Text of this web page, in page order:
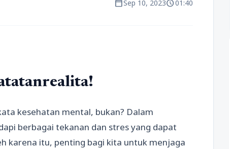
calendar_todaySep 10, 2023schedule01:40
kesehatan mental, bukan? Dalam
berbagai tekanan dan stres yang dapat
karena itu, penting bagi kita untuk menjaga